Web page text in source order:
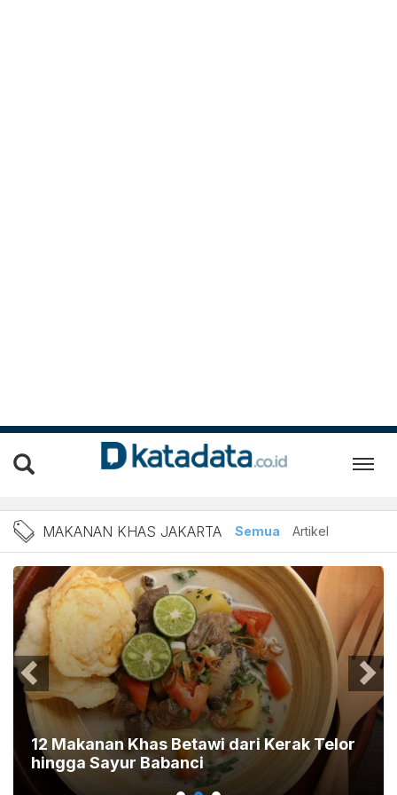
Berita Makanan Khas
MAKANAN KHAS JAKARTA Semua Artikel
12 Makanan Khas Betawi dari Kerak Telor
hingga Sayur Babanci